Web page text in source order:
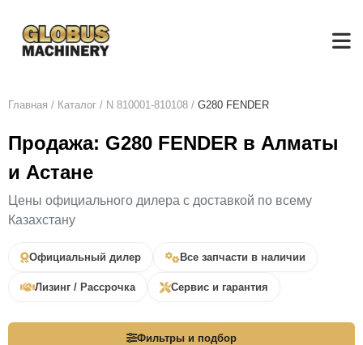
Главная / Каталог / N 810001-810108 / G280 FENDER
Продажа: G280 FENDER в Алматы
и Астане
Цены официального дилера с доставкой по всему
Казахстану
Официальный дилер Все запчасти в наличии
Лизинг / Рассрочка Сервис и гарантия
Фильтры и подбор